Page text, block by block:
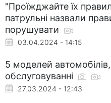
"Проїжджайте їх
патрульні назвали
порушувати
03.04.2024 - 14:15
5 моделей автомобілів,
обслуговуванні
27.03.2024 - 12:43